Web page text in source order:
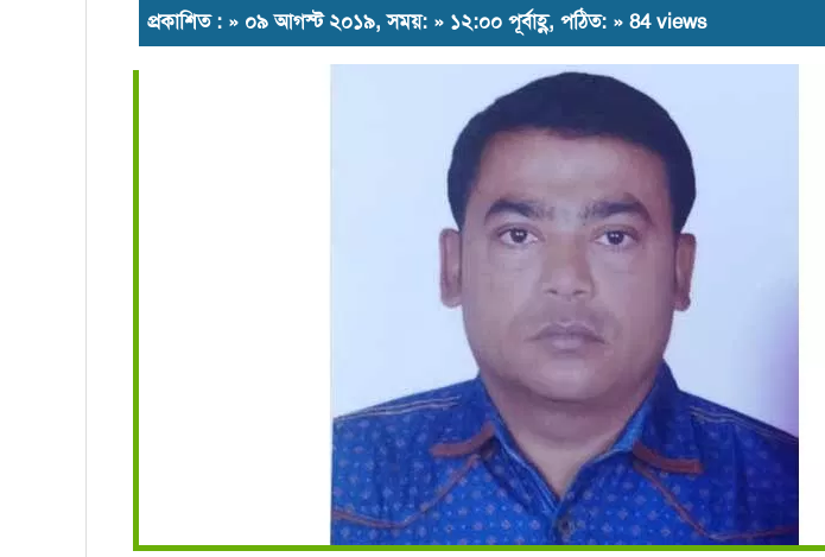
প্রকাশিত : » ০৯ আগস্ট ২০১৯, সময়: » ১২:০০ পূর্বাহ্ণ, পঠিত: » 84 views